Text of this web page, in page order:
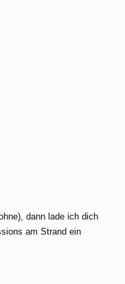
dann lade ich dich
am Strand ein